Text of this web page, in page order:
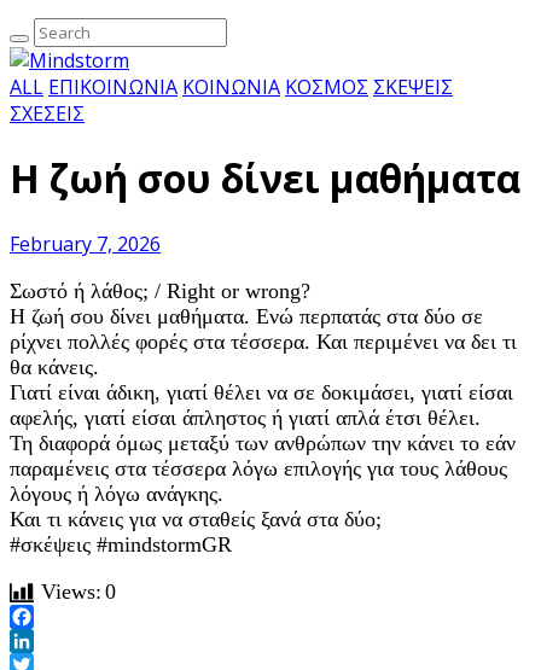
ALL ΕΠΙΚΟΙΝΩΝΙΑ ΚΟΙΝΩΝΙΑ ΚΟΣΜΟΣ ΣΚΕΨΕΙΣ
ΣΧΕΣΕΙΣ
Η ζωή σου δίνει μαθήματα
February 7, 2026
Σωστό ή λάθος; / Right or wrong?
Η ζωή σου δίνει μαθήματα. Ενώ περπατάς στα δύο σε
ρίχνει πολλές φορές στα τέσσερα. Και περιμένει να δει τι
θα κάνεις.
Γιατί είναι άδικη, γιατί θέλει να σε δοκιμάσει, γιατί είσαι
αφελής, γιατί είσαι άπληστος ή γιατί απλά έτσι θέλει.
Τη διαφορά όμως μεταξύ των ανθρώπων την κάνει το εάν
παραμένεις στα τέσσερα λόγω επιλογής για τους λάθους
λόγους ή λόγω ανάγκης.
Και τι κάνεις για να σταθείς ξανά στα δύο;
#σκέψεις #mindstormGR
Views: 0
Facebook
LinkedIn